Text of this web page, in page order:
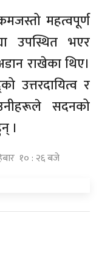
महत्वपूर्ण
उपस्थित भएर
राखेका थिए।
उत्तरदायित्व र
सदनको
।
१० : २६ बजे